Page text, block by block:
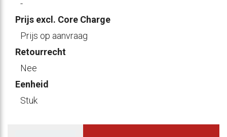
-
Prijs excl. Core Charge
Prijs op aanvraag
Retourrecht
Nee
Eenheid
Stuk